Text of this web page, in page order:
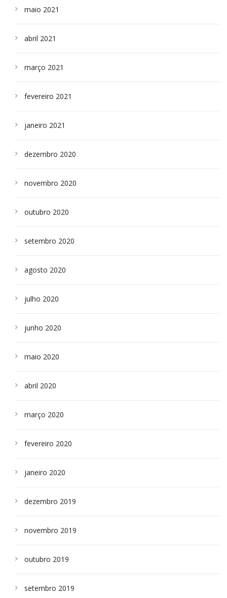
maio 2021
abril 2021
março 2021
fevereiro 2021
janeiro 2021
dezembro 2020
novembro 2020
outubro 2020
setembro 2020
agosto 2020
julho 2020
junho 2020
maio 2020
abril 2020
março 2020
fevereiro 2020
janeiro 2020
dezembro 2019
novembro 2019
outubro 2019
setembro 2019